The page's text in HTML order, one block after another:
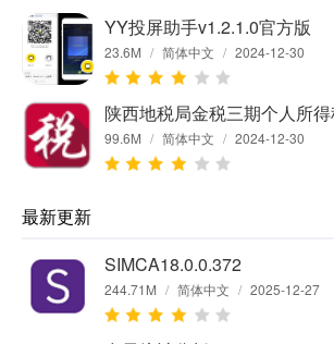
YY投屏助手v1.2.1.0官方版
23.6M / 简体中文 / 2024-12-30
99.6M / 简体中文 / 2024-12-30
最新更新
SIMCA18.0.0.372
244.71M / 简体中文 / 2025-12-27